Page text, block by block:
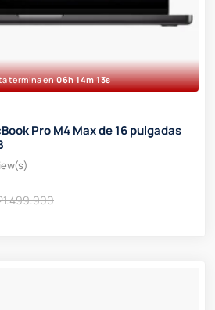
termina en 06h 14m 13s
Pro M4 Max de 16 pulgadas